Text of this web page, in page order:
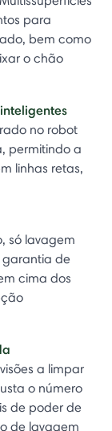
para
bem como
o chão
no robot
permitindo a
linhas retas,
só lavagem
de
cima dos
a limpar
o número
de poder de
de lavagem